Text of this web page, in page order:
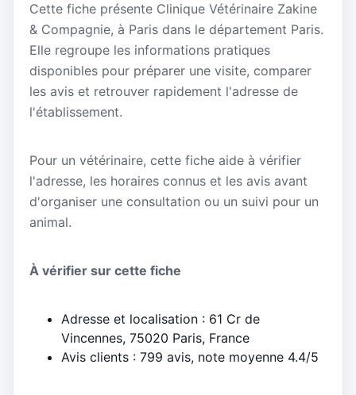
Cette fiche présente Clinique Vétérinaire Zakine
& Compagnie, à Paris dans le département Paris.
Elle regroupe les informations pratiques
disponibles pour préparer une visite, comparer
les avis et retrouver rapidement l'adresse de
l'établissement.
Pour un vétérinaire, cette fiche aide à vérifier
l'adresse, les horaires connus et les avis avant
d'organiser une consultation ou un suivi pour un
animal.
À vérifier sur cette fiche
Adresse et localisation : 61 Cr de
Vincennes, 75020 Paris, France
Avis clients : 799 avis, note moyenne 4.4/5